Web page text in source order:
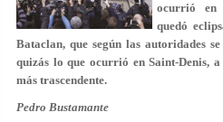
ocurrió en
quedó
Bataclan, que según las autoridades
quizás lo que ocurrió en Saint-Denis,
más trascendente.
Pedro Bustamante